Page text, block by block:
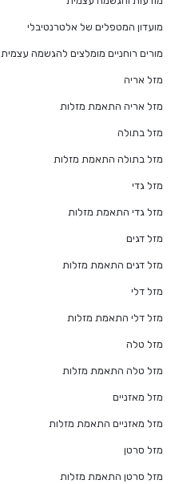
מועדון המטפלים של אלטרנטיבלי
מורים רוחניים מומלצים להגשמה עצמית
מזל אריה
מזל אריה התאמת מזלות
מזל בתולה
מזל בתולה התאמת מזלות
מזל גדי
מזל גדי התאמת מזלות
מזל דגים
מזל דגים התאמת מזלות
מזל דלי
מזל דלי התאמת מזלות
מזל טלה
מזל טלה התאמת מזלות
מזל מאזניים
מזל מאזניים התאמת מזלות
מזל סרטן
מזל סרטן התאמת מזלות